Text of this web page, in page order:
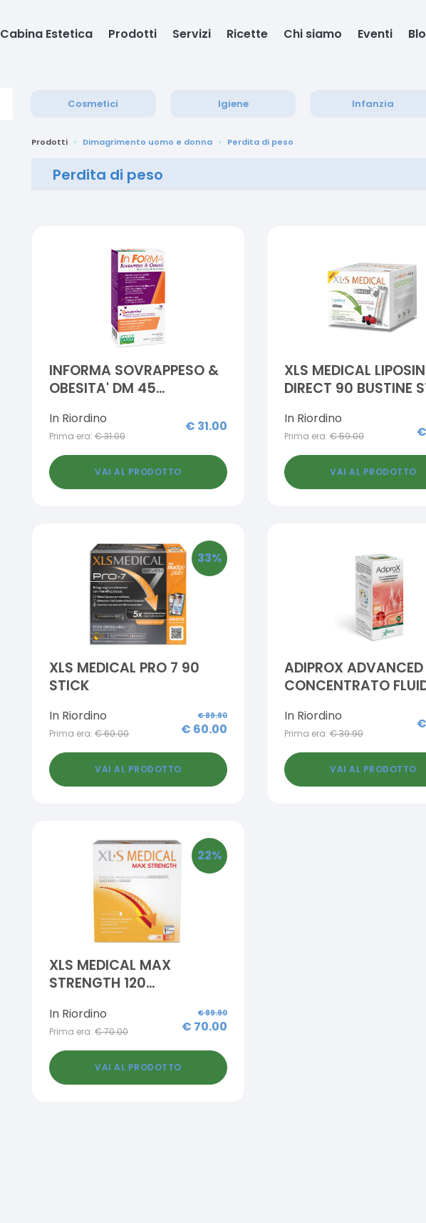
Cabina Estetica Prodotti Servizi Ricette Chi siamo Eventi
Cosmetici Igiene Infanzia
Prodotti Dimagrimento uomo e donna Perdita di peso
Perdita di peso
INFORMA SOVRAPPESO &
OBESITA' DM 45
In Riordino
Prima era: €31.00
€ 31.00
VAI AL PRODOTTO
XLS MEDICAL
DIRECT 90 BUSTINE
In Riordino
Prima era: €59.00 €
VAI AL PRODOTTO
33%
XLS MEDICAL PRO 7 90
STICK
In Riordino
Prima era: €60.00
€89.90
€ 60.00
VAI AL PRODOTTO
ADIPROX ADVANCED
CONCENTRATO
In Riordino
Prima era: €39.90
€
VAI AL PRODOTTO
22%
XLS MEDICAL MAX
STRENGTH 120
In Riordino
Prima era: €70.00
€89.90
€ 70.00
VAI AL PRODOTTO